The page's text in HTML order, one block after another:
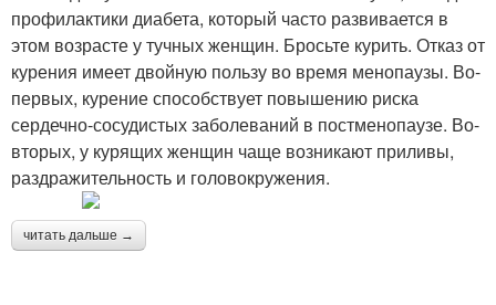
профилактики диабета, который часто развивается в
этом возрасте у тучных женщин. Бросьте курить. Отказ от
курения имеет двойную пользу во время менопаузы. Во-
первых, курение способствует повышению риска
сердечно-сосудистых заболеваний в постменопаузе. Во-
вторых, у курящих женщин чаще возникают приливы,
раздражительность и головокружения.
читать дальше →